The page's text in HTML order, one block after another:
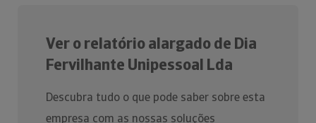
Ver o relatório alargado de Dia
Fervilhante Unipessoal Lda
Descubra tudo o que pode saber sobre esta
empresa com as nossas soluções